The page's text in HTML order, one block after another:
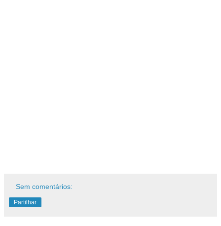
Sem comentários:
Partilhar